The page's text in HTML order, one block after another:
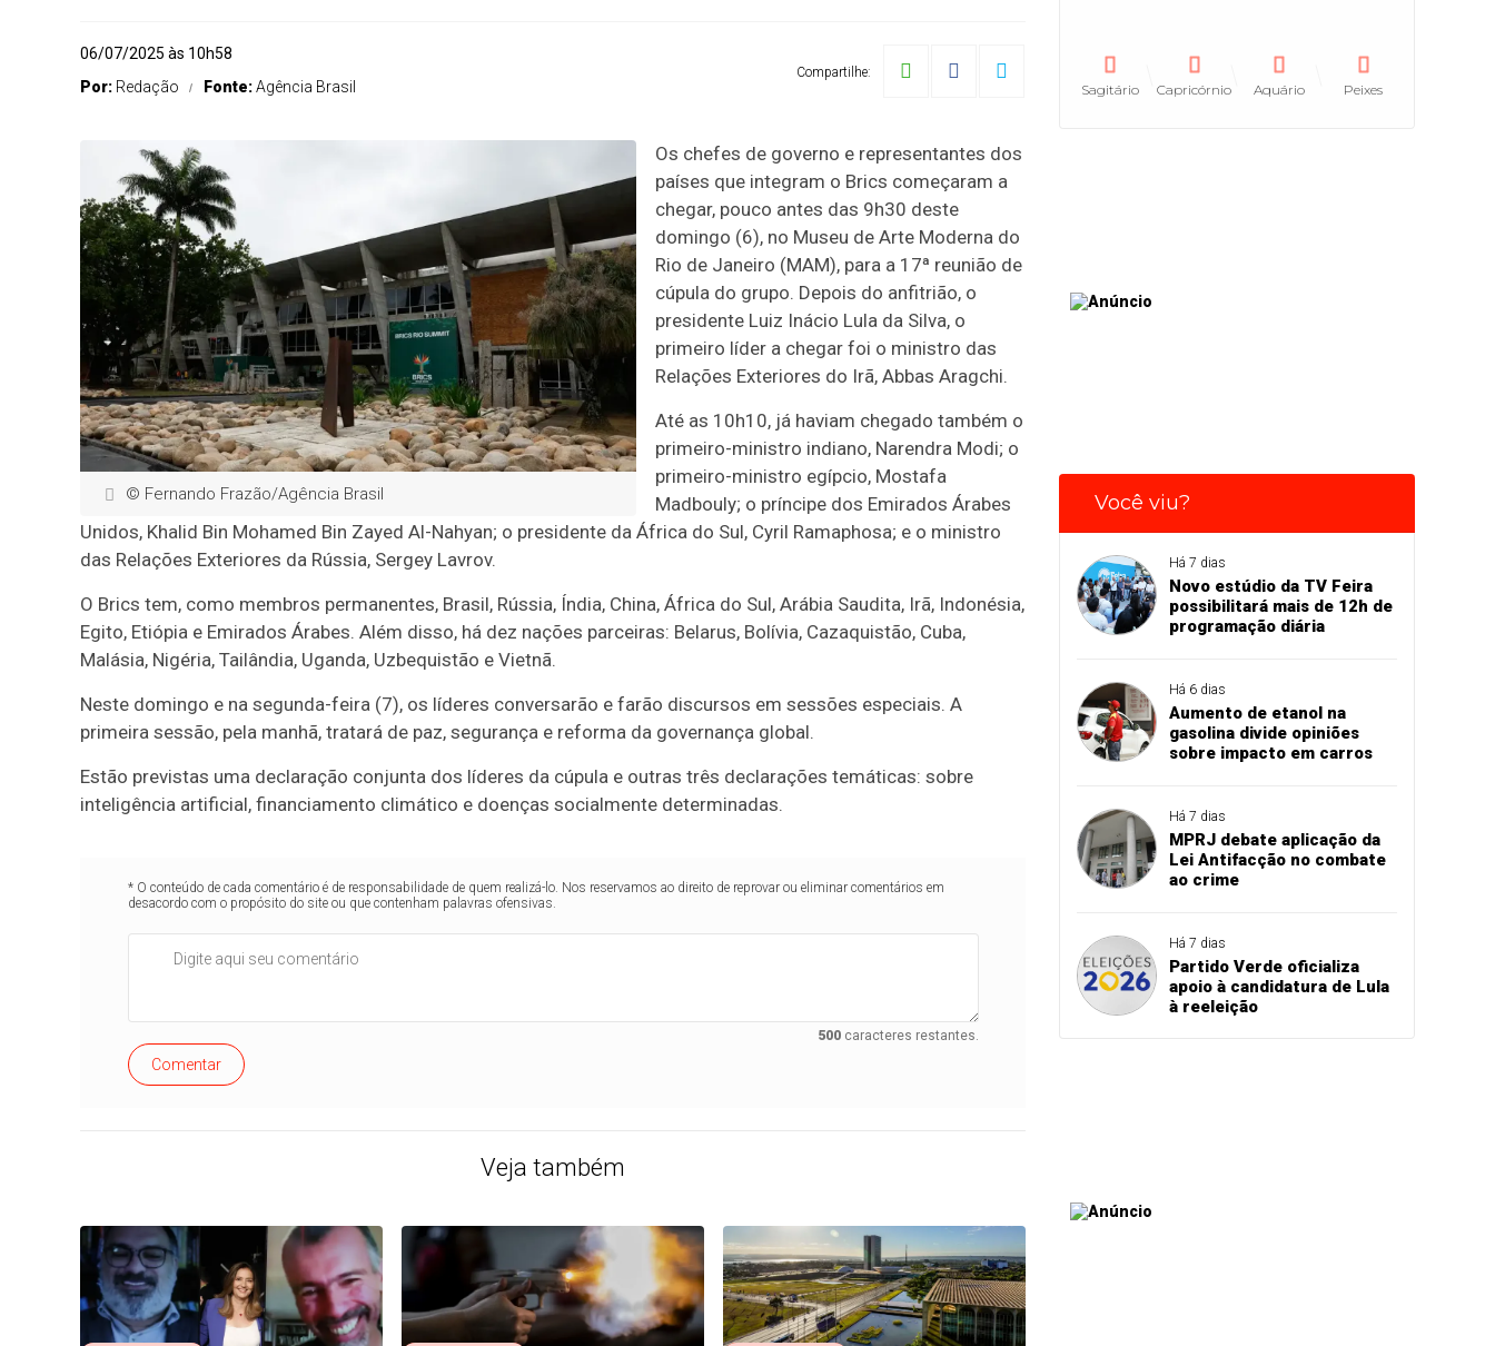
06/07/2025 às 10h58
Por: Redação Fonte:Agência Brasil
Compartilhe:
© Fernando Frazão/Agência Brasil
Os chefes de governo e representantes dos
países que integram o Brics começaram a
chegar, pouco antes das 9h30 deste
domingo (6), no Museu de Arte Moderna do
Rio de Janeiro (MAM), para a 17ª reunião de
cúpula do grupo. Depois do anfitrião, o
presidente Luiz Inácio Lula da Silva, o
primeiro líder a chegar foi o ministro das
Relações Exteriores do Irã, Abbas Aragchi.
Até as 10h10, já haviam chegado também o
primeiro-ministro indiano, Narendra Modi; o
primeiro-ministro egípcio, Mostafa
Madbouly; o príncipe dos Emirados Árabes
Unidos, Khalid Bin Mohamed Bin Zayed Al-Nahyan; o presidente da África do Sul, Cyril Ramaphosa; e o ministro
das Relações Exteriores da Rússia, Sergey Lavrov.
O Brics tem, como membros permanentes, Brasil, Rússia, Índia, China, África do Sul, Arábia Saudita, Irã, Indonésia,
Egito, Etiópia e Emirados Árabes. Além disso, há dez nações parceiras: Belarus, Bolívia, Cazaquistão, Cuba,
Malásia, Nigéria, Tailândia, Uganda, Uzbequistão e Vietnã.
Neste domingo e na segunda-feira (7), os líderes conversarão e farão discursos em sessões especiais. A
primeira sessão, pela manhã, tratará de paz, segurança e reforma da governança global.
Estão previstas uma declaração conjunta dos líderes da cúpula e outras três declarações temáticas: sobre
inteligência artificial, financiamento climático e doenças socialmente determinadas.
* O conteúdo de cada comentário é de responsabilidade de quem realizá-lo. Nos reservamos ao direito de reprovar ou eliminar comentários em
desacordo com o propósito do site ou que contenham palavras ofensivas.
500caracteres restantes.
Comentar
Veja também
Sagitário Capricórnio Aquário Peixes
Você viu?
Há 7 dias
Novo estúdio da TV Feira
possibilitará mais de 12h de
programação diária
Há 6 dias
Aumento de etanol na
gasolina divide opiniões
sobre impacto em carros
Há 7 dias
MPRJ debate aplicação da
Lei Antifacção no combate
ao crime
Há 7 dias
Partido Verde oficializa
apoio à candidatura de Lula
à reeleição